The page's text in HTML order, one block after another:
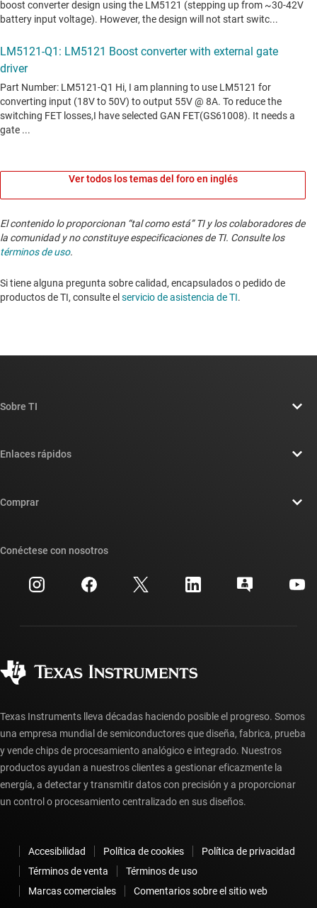
Ver todos los temas del foro en inglés
El contenido lo proporcionan “tal como está” TI y los colaboradores de
la comunidad y no constituye especificaciones de TI. Consulte los
términos de uso.
Si tiene alguna pregunta sobre calidad, encapsulados o pedido de
productos de TI, consulte el servicio de asistencia de TI. ​​​​​​​​​​​​​​
Sobre TI
Sala de redacción
Relaciones con los inversionistas
Fabricación
Enlaces rápidos
Búsqueda de referencias cruzadas
Centro de atención al cliente
Preguntas frecuentes sobre la cuenta myTI
Comprar
Preguntas frecuentes sobre pedidos
Conéctese con nosotros
Texas Instruments lleva décadas haciendo posible el progreso. Somos
una empresa mundial de semiconductores que diseña, fabrica, prueba
y vende chips de procesamiento analógico e integrado. Nuestros
productos ayudan a nuestros clientes a gestionar eficazmente la
energía, a detectar y transmitir datos con precisión y a proporcionar
un control o procesamiento centralizado en sus diseños.
Accesibilidad Política de cookies
Política de privacidad
Términos de venta
Términos de uso
Marcas comerciales
Comentarios sobre el sitio web